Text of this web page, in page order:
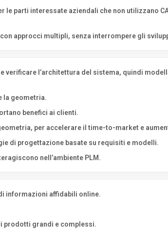
parti interessate aziendali che non utilizzano
approcci multipli, senza interrompere gli
l’architettura del sistema, quindi
la geometria.
benefici ai clienti.
per accelerare il time-to-market e
di progettazione basate su requisiti e modelli.
nell’ambiente PLM.
informazioni affidabili online.
prodotti grandi e complessi.